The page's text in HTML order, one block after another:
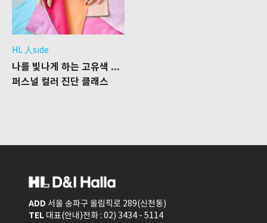
HL 人side
나를 빛나게 하는 고유색 찾기
퍼스널 컬러 진단 클래스
ADD 서울 송파구 올림픽로 289(신천동)
TEL 대표(안내)전화 : 02) 3434 - 5114